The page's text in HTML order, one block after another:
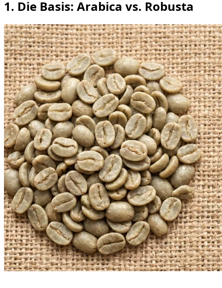
1. Die Basis: Arabica vs. Robusta